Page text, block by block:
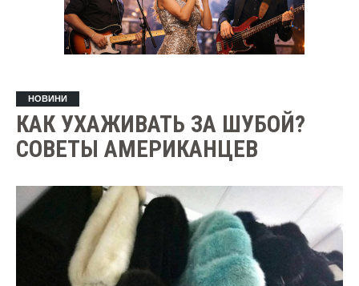
НОВИНИ
КАК УХАЖИВАТЬ ЗА ШУБОЙ?
СОВЕТЫ АМЕРИКАНЦЕВ